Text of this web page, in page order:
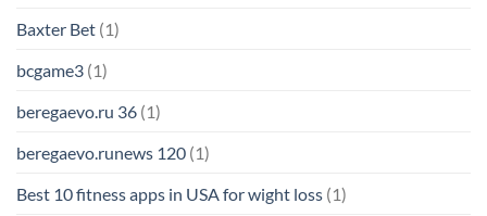
Baxter Bet (1)
bcgame3 (1)
beregaevo.ru 36 (1)
beregaevo.runews 120 (1)
Best 10 fitness apps in USA for wight loss (1)